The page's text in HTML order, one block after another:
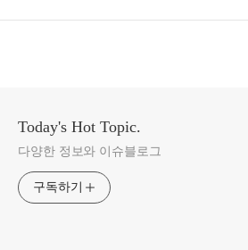
Today's Hot Topic.
다양한 정보와 이슈블로그
구독하기